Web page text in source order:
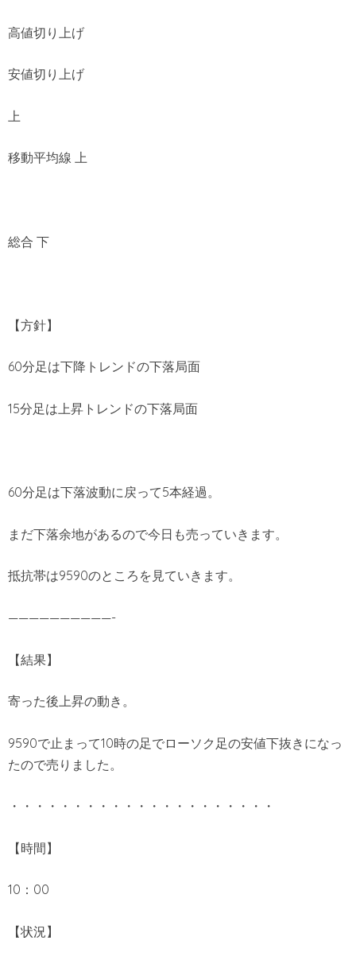
高値切り上げ
安値切り上げ
上
移動平均線 上
総合 下
【方針】
60分足は下降トレンドの下落局面
15分足は上昇トレンドの下落局面
60分足は下落波動に戻って5本経過。
まだ下落余地があるので今日も売っていきます。
抵抗帯は9590のところを見ていきます。
——————————-
【結果】
寄った後上昇の動き。
9590で止まって10時の足でローソク足の安値下抜きになっ
たので売りました。
・・・・・・・・・・・・・・・・・・・・・
【時間】
10：00
【状況】